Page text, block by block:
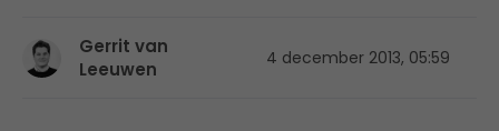
Gerrit van
Leeuwen
4 december 2013, 05:59